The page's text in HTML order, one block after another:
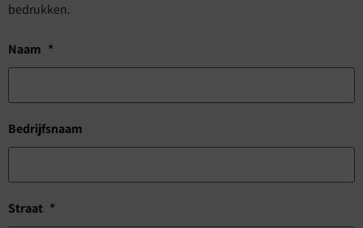
bedrukken.
Naam *
Bedrijfsnaam
Straat *